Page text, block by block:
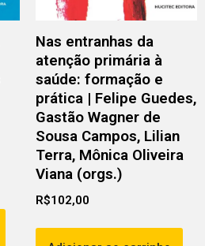
Nas entranhas da
atenção primária à
saúde: formação e
prática | Felipe Guedes,
Gastão Wagner de
Sousa Campos, Lilian
Terra, Mônica Oliveira
Viana (orgs.)
R$102,00